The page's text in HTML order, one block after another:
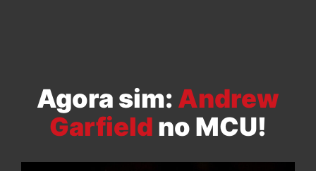
Agora sim: Andrew
Garfield no MCU!